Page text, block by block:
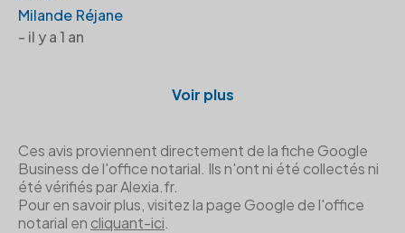
Milande Réjane
- il y a 1 an
Voir plus
Ces avis proviennent directement de la fiche Google
Business de l'office notarial. Ils n'ont ni été collectés ni
été vérifiés par Alexia.fr.
Pour en savoir plus, visitez la page Google de l'office
notarial en cliquant-ici.